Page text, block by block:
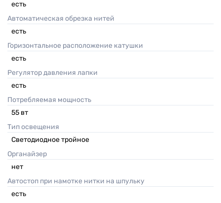
есть
Автоматическая обрезка нитей
есть
Горизонтальное расположение катушки
есть
Регулятор давления лапки
есть
Потребляемая мощность
55 вт
Тип освещения
Светодиодное тройное
Органайзер
нет
Автостоп при намотке нитки на шпульку
есть